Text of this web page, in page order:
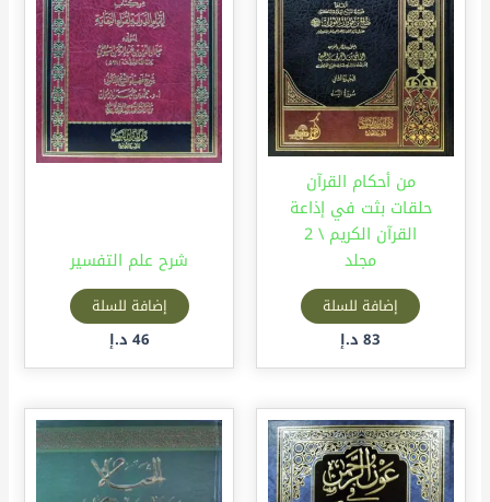
من أحكام القرآن
حلقات بثت في إذاعة
القرآن الكريم \ 2
مجلد
إضافة للسلة
83 د.إ
شرح علم التفسير
إضافة للسلة
46 د.إ